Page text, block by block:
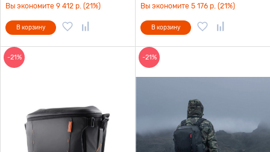
Вы экономите 9 412 р. (21%)
В корзину
Вы экономите 5 176 р. (21%)
В корзину
-21% -21%